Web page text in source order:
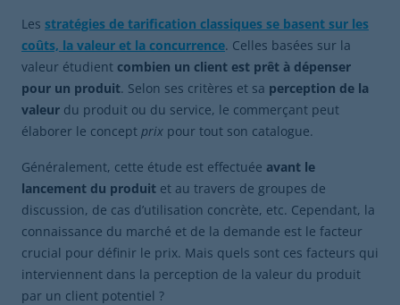
Les stratégies de tarification classiques se basent sur les
coûts, la valeur et la concurrence. Celles basées sur la
valeur étudient combien un client est prêt à dépenser
pour un produit. Selon ses critères et sa perception de la
valeur du produit ou du service, le commerçant peut
élaborer le concept prix pour tout son catalogue.
Généralement, cette étude est effectuée avant le
lancement du produit et au travers de groupes de
discussion, de cas d’utilisation concrète, etc. Cependant, la
connaissance du marché et de la demande est le facteur
crucial pour définir le prix. Mais quels sont ces facteurs qui
interviennent dans la perception de la valeur du produit
par un client potentiel ?